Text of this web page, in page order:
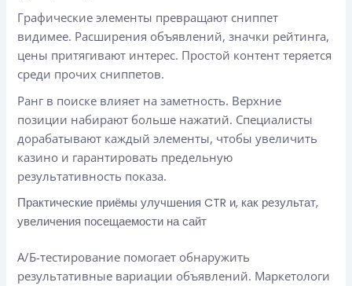
Графические элементы превращают сниппет
видимее. Расширения объявлений, значки рейтинга,
цены притягивают интерес. Простой контент теряется
среди прочих сниппетов.
Ранг в поиске влияет на заметность. Верхние
позиции набирают больше нажатий. Специалисты
дорабатывают каждый элементы, чтобы увеличить
казино и гарантировать предельную
результативность показа.
Практические приёмы улучшения CTR и, как результат,
увеличения посещаемости на сайт
А/Б-тестирование помогает обнаружить
результативные вариации объявлений. Маркетологи